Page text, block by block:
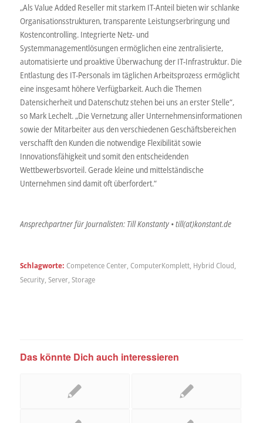
„Als Value Added Reseller mit starkem IT-Anteil bieten wir schlanke
Organisationsstrukturen, transparente Leistungserbringung und
Kostencontrolling. Integrierte Netz- und
Systemmanagementlösungen ermöglichen eine zentralisierte,
automatisierte und proaktive Überwachung der IT-Infrastruktur. Die
Entlastung des IT-Personals im täglichen Arbeitsprozess ermöglicht
eine insgesamt höhere Verfügbarkeit. Auch die Themen
Datensicherheit und Datenschutz stehen bei uns an erster Stelle“,
so Mark Lechelt. „Die Vernetzung aller Unternehmensinformationen
sowie der Mitarbeiter aus den verschiedenen Geschäftsbereichen
verschafft den Kunden die notwendige Flexibilität sowie
Innovationsfähigkeit und somit den entscheidenden
Wettbewerbsvorteil. Gerade kleine und mittelständische
Unternehmen sind damit oft überfordert.“
Ansprechpartner für Journalisten: Till Konstanty • till(at)konstant.de
Schlagworte: Competence Center, ComputerKomplett, Hybrid Cloud,
Security, Server, Storage
Das könnte Dich auch interessieren